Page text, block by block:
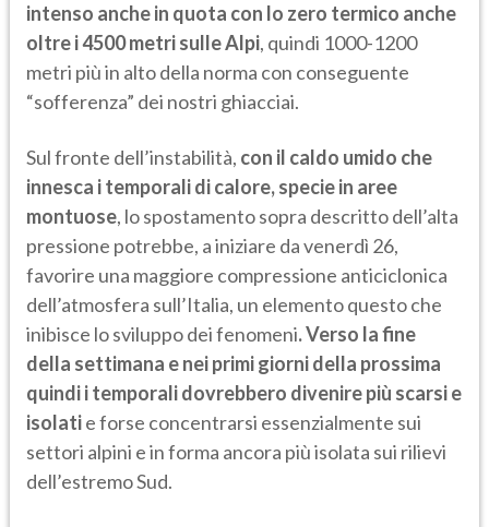
intenso anche in quota con lo zero termico anche
oltre i 4500 metri sulle Alpi, quindi 1000-1200
metri più in alto della norma con conseguente
“sofferenza” dei nostri ghiacciai.
Sul fronte dell’instabilità, con il caldo umido che
innesca i temporali di calore, specie in aree
montuose, lo spostamento sopra descritto dell’alta
pressione potrebbe, a iniziare da venerdì 26,
favorire una maggiore compressione anticiclonica
dell’atmosfera sull’Italia, un elemento questo che
inibisce lo sviluppo dei fenomeni. Verso la fine
della settimana e nei primi giorni della prossima
quindi i temporali dovrebbero divenire più scarsi e
isolatie forse concentrarsi essenzialmente sui
settori alpini e in forma ancora più isolata sui rilievi
dell’estremo Sud.